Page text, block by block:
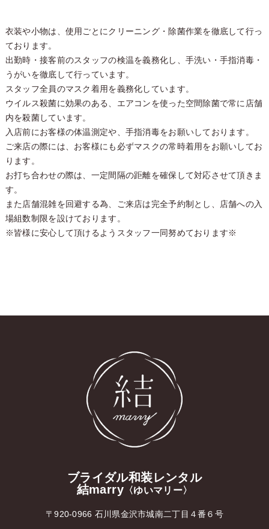
衣装や小物は、使用ごとにクリーニング・除菌作業を徹底して行っ
ております。
出勤時・接客前のスタッフの検温を義務化し、手洗い・手指消毒・
うがいを徹底して行っています。
スタッフ全員のマスク着用を義務化しています。
ウイルス殺菌に効果のある、エアコンを使った空間除菌で常に店舗
内を殺菌しています。
入店前にお客様の体温測定や、手指消毒をお願いしております。
ご来店の際には、お客様にも必ずマスクの常時着用をお願いしてお
ります。
お打ち合わせの際は、一定間隔の距離を確保して対応させて頂きま
す。
また店舗混雑を回避する為、ご来店は完全予約制とし、店舗への入
場組数制限を設けております。
※皆様に安心して頂けるようスタッフ一同努めております※
ブライダル和装レンタル
結marry 〈ゆいマリー〉
〒920-0966 石川県金沢市城南二丁目４番６号